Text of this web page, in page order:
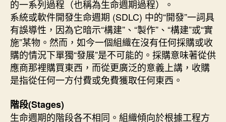
的一系列過程（也稱為生命週期過程）。
系統或軟件開發生命週期 (SDLC) 中的“開發”一詞具
有誤導性，因為它暗示“構建”、“製作”、“構建”或“實
施”某物。然而，如今一個組織在沒有任何採購或收
購的情況下單獨“發展”是不可能的。採購意味著從供
應商那裡購買東西，而從更廣泛的意義上講，收購
是指從任何一方付費或免費獲取任何東西。
階段(Stages)
生命週期的階段各不相同。組織傾向於根據工程方